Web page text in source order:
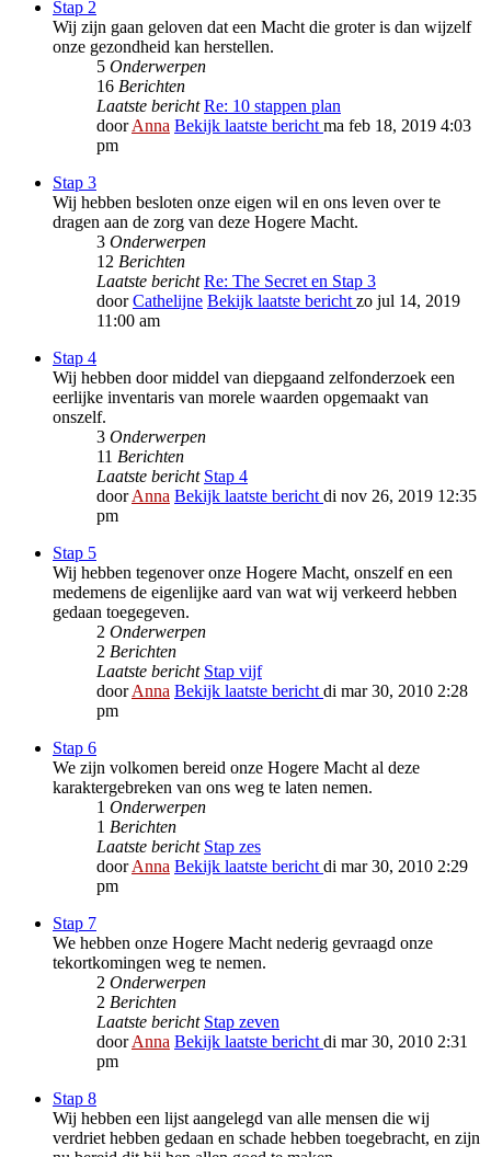
Stap 2
Wij zijn gaan geloven dat een Macht die groter is dan wijzelf
onze gezondheid kan herstellen.
5 Onderwerpen
16 Berichten
Laatste bericht Re: 10 stappen plan
doorAnna Bekijk laatste bericht ma feb 18, 2019 4:03
pm
Stap 3
Wij hebben besloten onze eigen wil en ons leven over te
dragen aan de zorg van deze Hogere Macht.
3 Onderwerpen
12 Berichten
Laatste bericht Re: The Secret en Stap 3
doorCathelijne Bekijk laatste bericht zo jul 14, 2019
11:00 am
Stap 4
Wij hebben door middel van diepgaand zelfonderzoek een
eerlijke inventaris van morele waarden opgemaakt van
onszelf.
3 Onderwerpen
11 Berichten
Laatste bericht Stap 4
doorAnna Bekijk laatste bericht di nov 26, 2019 12:35
pm
Stap 5
Wij hebben tegenover onze Hogere Macht, onszelf en een
medemens de eigenlijke aard van wat wij verkeerd hebben
gedaan toegegeven.
2 Onderwerpen
2 Berichten
Laatste bericht Stap vijf
doorAnna Bekijk laatste bericht di mar 30, 2010 2:28
pm
Stap 6
We zijn volkomen bereid onze Hogere Macht al deze
karaktergebreken van ons weg te laten nemen.
1 Onderwerpen
1 Berichten
Laatste bericht Stap zes
doorAnna Bekijk laatste bericht di mar 30, 2010 2:29
pm
Stap 7
We hebben onze Hogere Macht nederig gevraagd onze
tekortkomingen weg te nemen.
2 Onderwerpen
2 Berichten
Laatste bericht Stap zeven
doorAnna Bekijk laatste bericht di mar 30, 2010 2:31
pm
Stap 8
Wij hebben een lijst aangelegd van alle mensen die wij
verdriet hebben gedaan en schade hebben toegebracht, en zijn